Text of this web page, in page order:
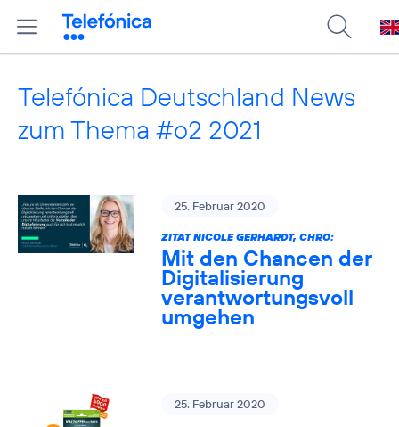
Telefónica Deutschland News
zum Thema #o2 2021
25. Februar 2020
ZITAT NICOLE GERHARDT, CHRO:
Mit den Chancen der
Digitalisierung
verantwortungsvoll
umgehen
25. Februar 2020